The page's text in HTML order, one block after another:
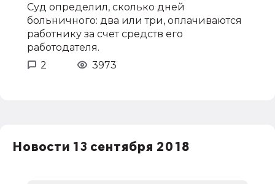
Суд определил, сколько дней
больничного: два или три, оплачиваются
работнику за счет средств его
работодателя.
2
3973
Новости 13 сентября 2018